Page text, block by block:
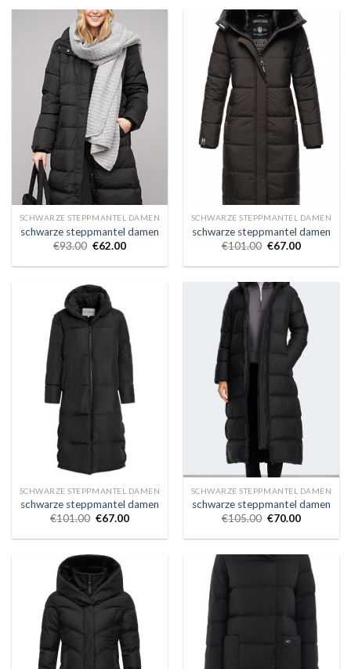
SCHWARZE STEPPMANTEL DAMEN
schwarze steppmantel damen
€93.00 €62.00
SCHWARZE STEPPMANTEL DAMEN
schwarze steppmantel damen
€101.00 €67.00
SCHWARZE STEPPMANTEL DAMEN
schwarze steppmantel damen
€101.00 €67.00
SCHWARZE STEPPMANTEL DAMEN
schwarze steppmantel damen
€105.00 €70.00